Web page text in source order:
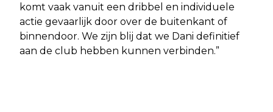
komt vaak vanuit een dribbel en individuele
actie gevaarlijk door over de buitenkant of
binnendoor. We zijn blij dat we Dani definitief
aan de club hebben kunnen verbinden.”